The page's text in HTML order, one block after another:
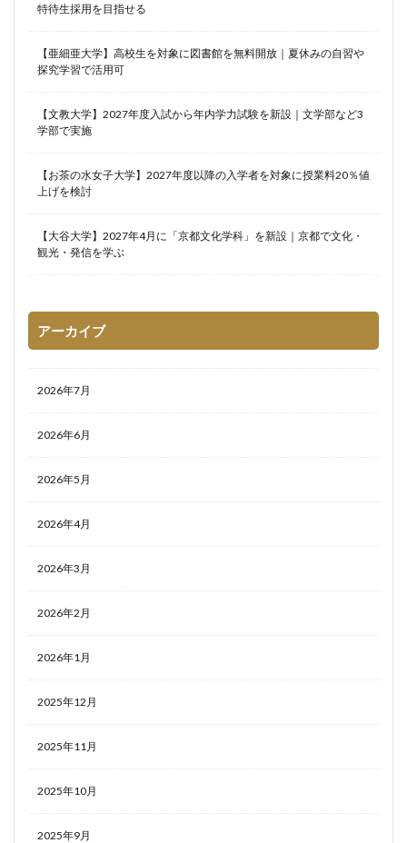
特待生採用を目指せる
【亜細亜大学】高校生を対象に図書館を無料開放｜夏休みの自習や
探究学習で活用可
【文教大学】2027年度入試から年内学力試験を新設｜文学部など3
学部で実施
【お茶の水女子大学】2027年度以降の入学者を対象に授業料20％値
上げを検討
【大谷大学】2027年4月に「京都文化学科」を新設｜京都で文化・
観光・発信を学ぶ
アーカイブ
2026年7月
2026年6月
2026年5月
2026年4月
2026年3月
2026年2月
2026年1月
2025年12月
2025年11月
2025年10月
2025年9月